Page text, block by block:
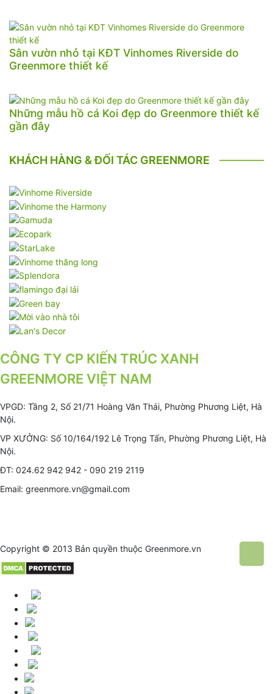
Sân vườn nhỏ tại KĐT Vinhomes Riverside do
Greenmore thiết kế
Những mẫu hồ cá Koi đẹp do Greenmore thiết kế
gần đây
KHÁCH HÀNG & ĐỐI TÁC GREENMORE
CÔNG TY CP KIẾN TRÚC XANH
GREENMORE VIỆT NAM
VPGD: Tầng 2, Số 21/71 Hoàng Văn Thái, Phường Phương Liệt, Hà
Nội.
VP XƯỞNG: Số 10/164/192 Lê Trọng Tấn, Phường Phương Liệt, Hà
Nội.
ĐT: 024.62 942 942 - 090 219 2119
Email: greenmore.vn@gmail.com
Copyright © 2013 Bản quyền thuộc Greenmore.vn